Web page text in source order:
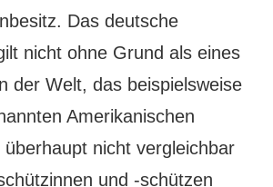
Das deutsche
nicht ohne Grund als eines
der Welt, das beispielsweise
Amerikanischen
überhaupt nicht vergleichbar
und -schützen